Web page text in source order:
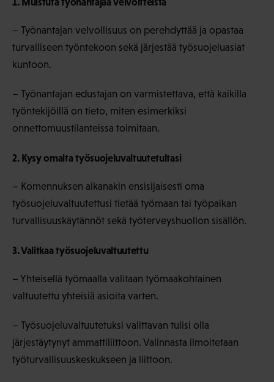
– Työnantajan velvollisuus on perehdyttää ja opastaa
turvalliseen työntekoon sekä järjestää työsuojeluasiat
kuntoon.
– Työnantajan edustajan on varmistettava, että kaikilla
työntekijöillä on tieto, miten esimerkiksi
onnettomuustilanteissa toimitaan.
2. Kysy omalta työsuojeluvaltuutetultasi
– Komennuksen aikanakin ensisijaisesti oma
työsuojeluvaltuutettusi tietää työmaan tai työpaikan
turvallisuuskäytännöt sekä työterveyshuollon sisällön.
3. Valitkaa työsuojeluvaltuutettu
– Yhteisellä työmaalla valitaan työmaakohtainen
valtuutettu yhteisiä asioita varten.
– Työsuojeluvaltuutetuksi valittavan tulisi olla
järjestäytynyt ammattiliittoon. Valinnasta ilmoitetaan
työturvallisuuskeskukseen ja liittoon.